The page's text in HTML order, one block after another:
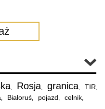
, Rosja, granica, TIR,
, Białoruś, pojazd, celnik,